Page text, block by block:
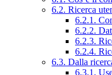
6.2. Ricerca
6.2.1.
6.2.2.
6.2.3.
6.2.4.
6.3. Dalla
6.3.1.